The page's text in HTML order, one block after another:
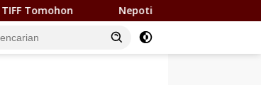
Nepotisme Kembali Heboh, Kadishub Bolsel